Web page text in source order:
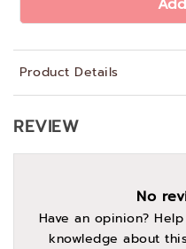
Product Details
REVIEW
No
Have an opinion?
knowledge about